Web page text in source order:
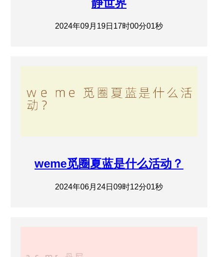
2024年09月19日17时00分01秒
weme觅圈夏蓝是什么活动？
2024年06月24日09时12分01秒